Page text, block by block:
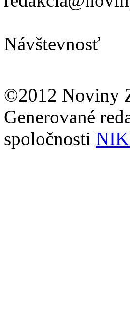
Návštevnosť
©2012 Noviny
Generované
spoločnosti